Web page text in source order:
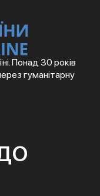
Понад 30 років
гуманітарну